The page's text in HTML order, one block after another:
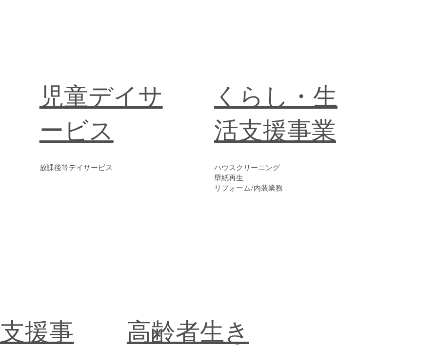
​児童デイサ
ービス
​放課後等デイサービス
​くらし・生
活支援事業
​ハウスクリーニング
​壁紙再生
リフォーム/内装業務
援事 高齢者生き